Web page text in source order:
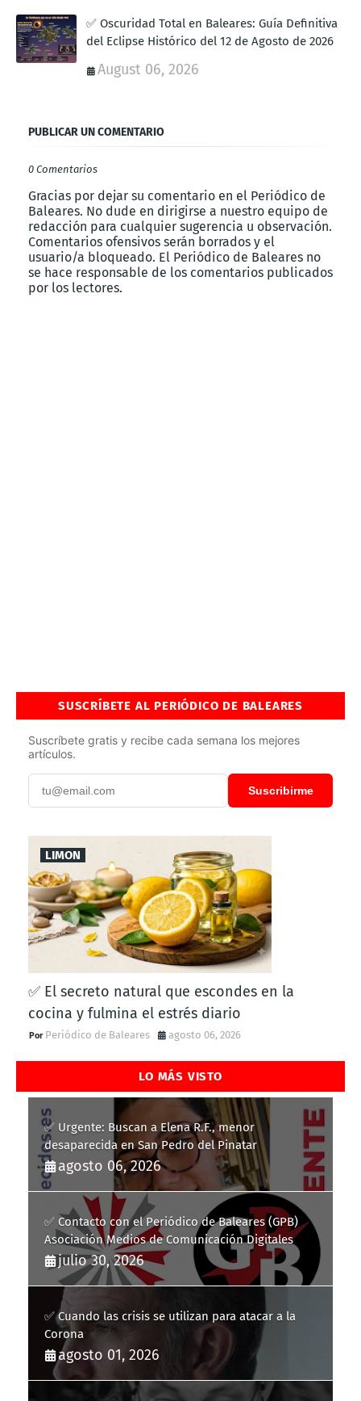
✅ Oscuridad Total en Baleares: Guía Definitiva
del Eclipse Histórico del 12 de Agosto de 2026
August 06, 2026
PUBLICAR UN COMENTARIO
0 Comentarios
Gracias por dejar su comentario en el Periódico de
Baleares. No dude en dirigirse a nuestro equipo de
redacción para cualquier sugerencia u observación.
Comentarios ofensivos serán borrados y el
usuario/a bloqueado. El Periódico de Baleares no
se hace responsable de los comentarios publicados
por los lectores.
SUSCRÍBETE AL PERIÓDICO DE BALEARES
Suscríbete gratis y recibe cada semana los mejores
artículos.
Suscribirme
LIMON
✅ El secreto natural que escondes en la
cocina y fulmina el estrés diario
Periódico de Baleares agosto 06, 2026
LO MÁS VISTO
✅ Urgente: Buscan a Elena R.F., menor
desaparecida en San Pedro del Pinatar
agosto 06, 2026
✅ Contacto con el Periódico de Baleares (GPB)
Asociación Medios de Comunicación Digitales
julio 30, 2026
✅ Cuando las crisis se utilizan para atacar a la
Corona
agosto 01, 2026